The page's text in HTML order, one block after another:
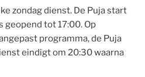
zondag dienst. De Puja start
geopend tot 17:00. Op
programma, de Puja
eindigt om 20:30 waarna